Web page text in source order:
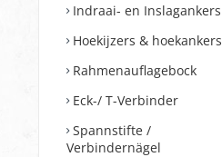
Indraai- en Inslagankers
Hoekijzers & hoekankers
Rahmenauflagebock
Eck-/ T-Verbinder
Spannstifte /
Verbindernägel